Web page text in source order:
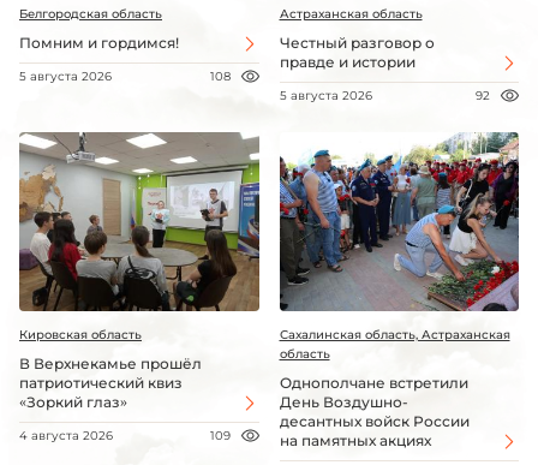
Белгородская область
Помним и гордимся!
5 августа 2026 108
Астраханская область
Честный разговор о
правде и истории
5 августа 2026 92
Кировская область
В Верхнекамье прошёл
патриотический квиз
«Зоркий глаз»
4 августа 2026 109
Сахалинская область, Астраханская
область
Однополчане встретили
День Воздушно-
десантных войск России
на памятных акциях